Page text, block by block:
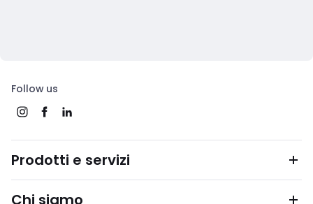
Follow us
Prodotti e servizi
Chi siamo